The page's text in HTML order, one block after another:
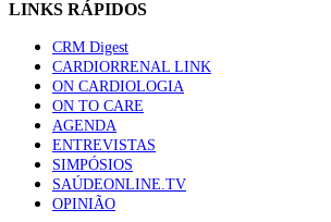
apresentavam níveis elevados de
Trodelvy aprovado para primeira
mama triplo negativo metastático
elegíveis para inibidores PD-(L)1
61 visualizações
LINKS RÁPIDOS
CRM Digest
CARDIORRENAL LINK
ON CARDIOLOGIA
ON TO CARE
AGENDA
ENTREVISTAS
SIMPÓSIOS
SAÚDEONLINE.TV
OPINIÃO